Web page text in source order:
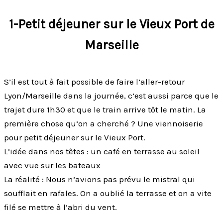
1-Petit déjeuner sur le Vieux Port de
Marseille
S’il est tout à fait possible de faire l’aller-retour
Lyon/Marseille dans la journée, c’est aussi parce que le
trajet dure 1h30 et que le train arrive tôt le matin. La
première chose qu’on a cherché ? Une viennoiserie
pour petit déjeuner sur le Vieux Port.
L’idée dans nos têtes : un café en terrasse au soleil
avec vue sur les bateaux
La réalité : Nous n’avions pas prévu le mistral qui
soufflait en rafales. On a oublié la terrasse et on a vite
filé se mettre à l’abri du vent.